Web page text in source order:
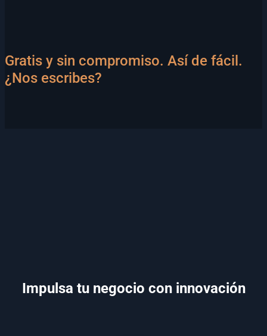
Gratis y sin compromiso. Así de fácil.
¿Nos escribes?
Impulsa tu negocio con innovación